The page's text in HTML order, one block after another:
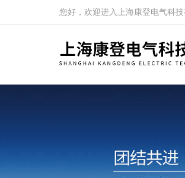
您好，欢迎进入上海康登电气科技